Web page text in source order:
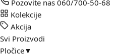
Pozovite nas 060/700-50-68
Kolekcije
Akcija
Svi Proizvodi
Pločice▼